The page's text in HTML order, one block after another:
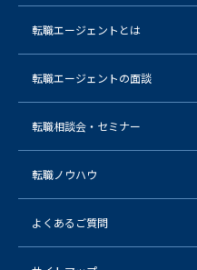
転職エージェントとは
転職エージェントの面談
転職相談会・セミナー
転職ノウハウ
よくあるご質問